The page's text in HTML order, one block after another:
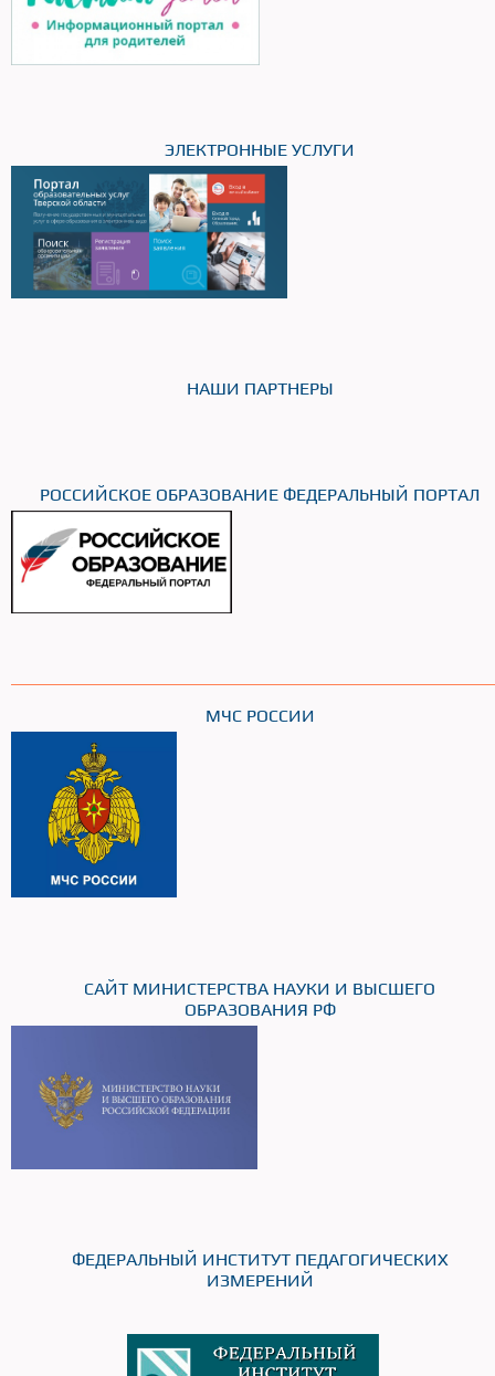
ЭЛЕКТРОННЫЕ УСЛУГИ
НАШИ ПАРТНЕРЫ
РОССИЙСКОЕ ОБРАЗОВАНИЕ ФЕДЕРАЛЬНЫЙ ПОРТАЛ
МЧС РОССИИ
САЙТ МИНИСТЕРСТВА НАУКИ И ВЫСШЕГО
ОБРАЗОВАНИЯ РФ
ФЕДЕРАЛЬНЫЙ ИНСТИТУТ ПЕДАГОГИЧЕСКИХ
ИЗМЕРЕНИЙ